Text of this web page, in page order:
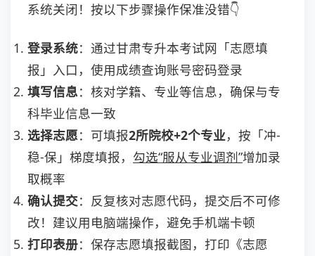
系统关闭！按以下步骤操作保准没错👇
登录系统：通过甘肃专升本考试网「志愿填
报」入口，使用成绩查询账号密码登录
填写信息：核对学籍、专业等信息，确保与专
科毕业信息一致
选择志愿：可填报2所院校+2个专业，按「冲-
稳-保」梯度填报， 勾选“服从专业调剂”增加录
取概率
确认提交：反复核对志愿代码，提交后不可修
改！建议用电脑端操作，避免手机端卡顿
打印表册：保存志愿填报截图，打印《志愿